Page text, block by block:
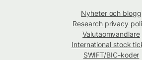
Nyheter och blogg
Research privacy
Valutaomvandlare
International stock
SWIFT/BIC-koder